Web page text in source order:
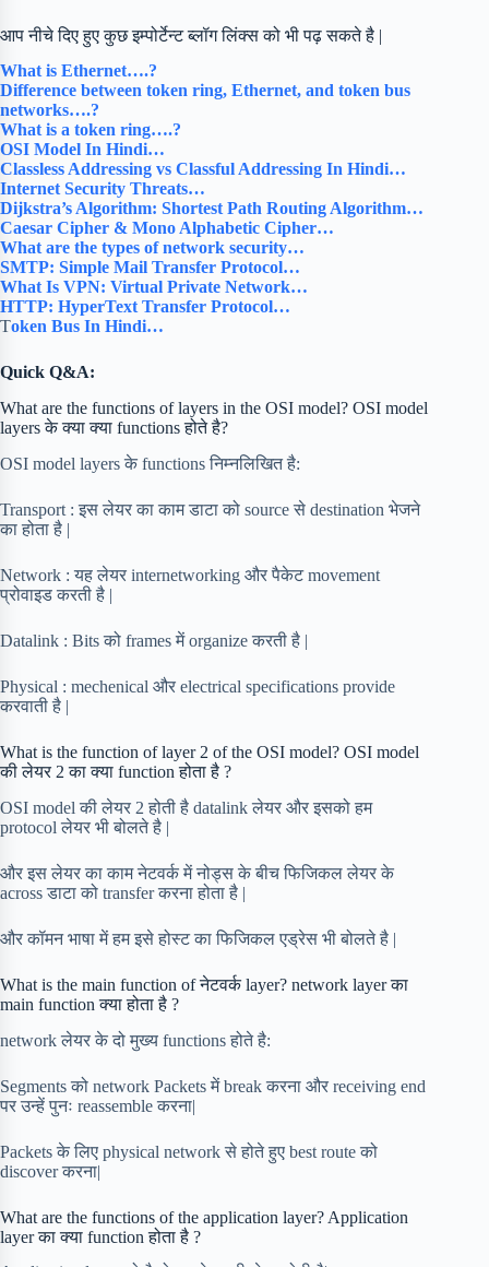
आप नीचे दिए हुए कुछ इम्पोर्टेन्ट ब्लॉग लिंक्स को भी पढ़ सकते है |
What is Ethernet….?
Difference between token ring, Ethernet, and token bus
networks….?
What is a token ring….?
OSI Model In Hindi…
Classless Addressing vs Classful Addressing In Hindi…
Internet Security Threats…
Dijkstra’s Algorithm: Shortest Path Routing Algorithm…
Caesar Cipher & Mono Alphabetic Cipher…
What are the types of network security…
SMTP: Simple Mail Transfer Protocol…
What Is VPN: Virtual Private Network…
HTTP: HyperText Transfer Protocol…
Token Bus In Hindi…
Quick Q&A:
What are the functions of layers in the OSI model? OSI model
layers के क्या क्या functions होते है?
OSI model layers के functions निम्नलिखित है:
Transport : इस लेयर का काम डाटा को source से destination भेजने
का होता है |
Network : यह लेयर internetworking और पैकेट movement
प्रोवाइड करती है |
Datalink : Bits को frames में organize करती है |
Physical : mechenical और electrical specifications provide
करवाती है |
What is the function of layer 2 of the OSI model? OSI model
की लेयर 2 का क्या function होता है ?
OSI model की लेयर 2 होती है datalink लेयर और इसको हम
protocol लेयर भी बोलते है |
और इस लेयर का काम नेटवर्क में नोड्स के बीच फिजिकल लेयर के
across डाटा को transfer करना होता है |
और कॉमन भाषा में हम इसे होस्ट का फिजिकल एड्रेस भी बोलते है |
What is the main function of नेटवर्क layer? network layer का
main function क्या होता है ?
network लेयर के दो मुख्य functions होते है:
Segments को network Packets में break करना और receiving end
पर उन्हें पुनः reassemble करना|
Packets के लिए physical network से होते हुए best route को
discover करना|
What are the functions of the application layer? Application
layer का क्या function होता है ?